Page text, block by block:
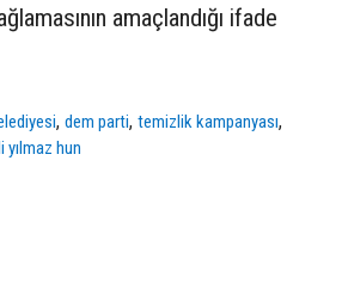
amaçlandığı ifade
,dem parti,temizlik kampanyası,
yılmaz hun